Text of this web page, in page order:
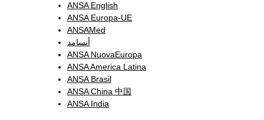
ANSA English
ANSA Europa-UE
ANSAMed
أنسامد
ANSA NuovaEuropa
ANSA America Latina
ANSA Brasil
ANSA China 中国
ANSA India